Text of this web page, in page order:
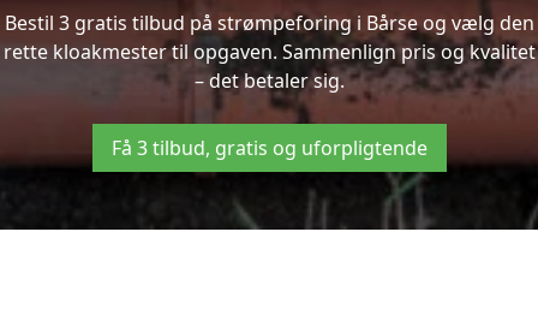
Bestil 3 gratis tilbud på strømpeforing i Bårse og vælg den
rette kloakmester til opgaven. Sammenlign pris og kvalitet
– det betaler sig.
Få 3 tilbud, gratis og uforpligtende